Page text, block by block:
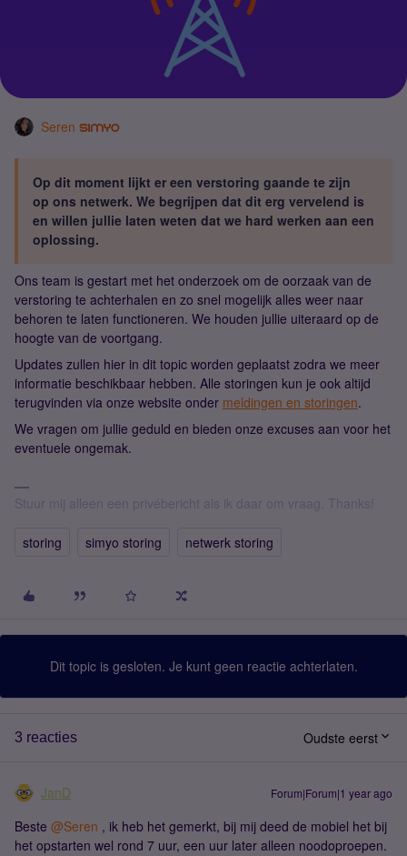
Seren
Op dit moment lijkt er een verstoring gaande te zijn
op ons netwerk. We begrijpen dat dit erg vervelend is
en willen jullie laten weten dat we hard werken aan een
oplossing.
Ons team is gestart met het onderzoek om de oorzaak van de
verstoring te achterhalen en zo snel mogelijk alles weer naar
behoren te laten functioneren. We houden jullie uiteraard op de
hoogte van de voortgang.
Updates zullen hier in dit topic worden geplaatst zodra we meer
informatie beschikbaar hebben. Alle storingen kun je ook altijd
terugvinden via onze website onder meldingen en storingen.
We vragen om jullie geduld en bieden onze excuses aan voor het
eventuele ongemak.
Stuur mij alleen een privébericht als ik daar om vraag. Thanks!
storing simyo storing netwerk storing
Dit topic is gesloten. Je kunt geen reactie achterlaten.
3 reacties Oudste eerst
JanD Forum|Forum|1 year ago
Beste ​ @Seren , ik heb het gemerkt, bij mij deed de mobiel het bij
het opstarten wel rond 7 uur, een uur later alleen noodoproepen.